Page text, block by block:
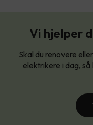
Vi hjelper
Skal du renovere
elektrikere i dag,